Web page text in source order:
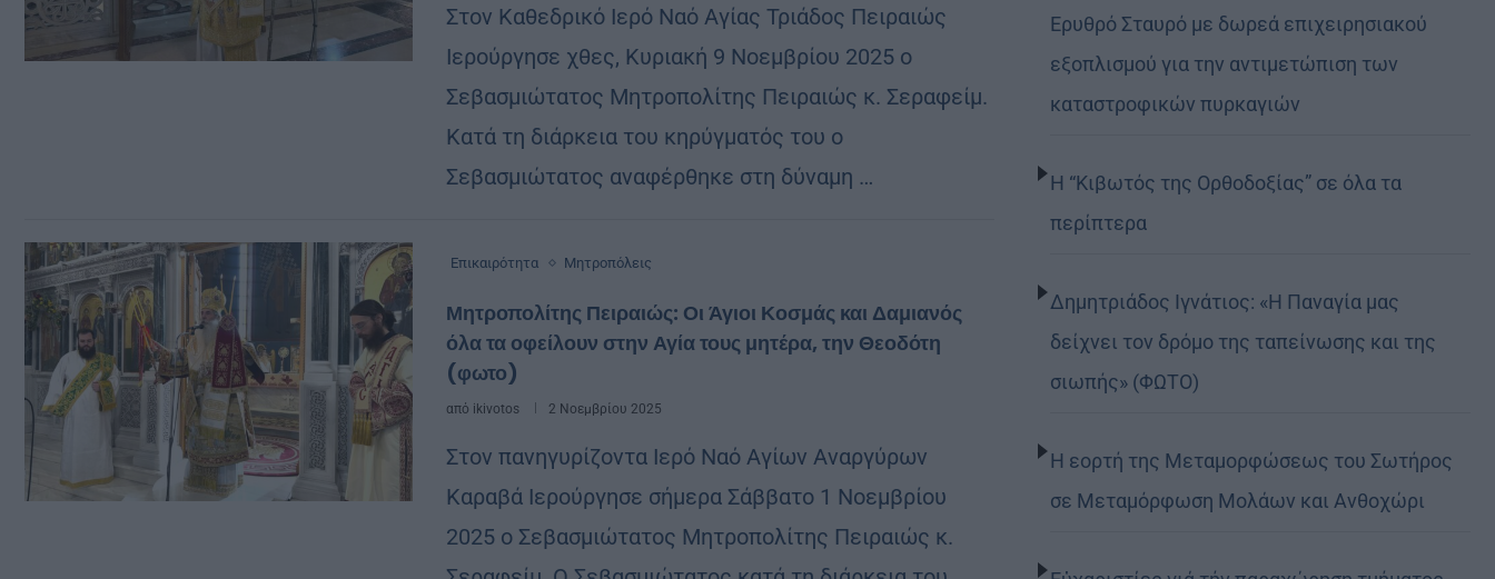
Στον Καθεδρικό Ιερό Ναό Αγίας Τριάδος Πειραιώς
Ιερούργησε χθες, Κυριακή 9 Νοεμβρίου 2025 ο
Σεβασμιώτατος Μητροπολίτης Πειραιώς κ. Σεραφείμ.
Κατά τη διάρκεια του κηρύγματός του ο
Σεβασμιώτατος αναφέρθηκε στη δύναμη …
Επικαιρότητα Μητροπόλεις
Μητροπολίτης Πειραιώς: Οι Άγιοι Κοσμάς και Δαμιανός
όλα τα οφείλουν στην Αγία τους μητέρα, την Θεοδότη
(φωτο)
από ikivotos 2 Νοεμβρίου 2025
Στον πανηγυρίζοντα Ιερό Ναό Αγίων Αναργύρων
Καραβά Ιερούργησε σήμερα Σάββατο 1 Νοεμβρίου
2025 ο Σεβασμιώτατος Μητροπολίτης Πειραιώς κ.
Ερυθρό Σταυρό με δωρεά επιχειρησιακού
εξοπλισμού για την αντιμετώπιση των
καταστροφικών πυρκαγιών
Η “Κιβωτός της Ορθοδοξίας” σε όλα τα
περίπτερα
Δημητριάδος Ιγνάτιος: «Η Παναγία μας
δείχνει τον δρόμο της ταπείνωσης και της
σιωπής» (ΦΩΤΟ)
Η εορτή της Μεταμορφώσεως του Σωτήρος
σε Μεταμόρφωση Μολάων και Ανθοχώρι